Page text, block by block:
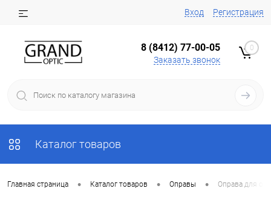
Вход Регистрация
8 (8412) 77-00-05
Заказать звонок
0
Каталог товаров
Главная страница • Каталог товаров • Оправы • Оправа для